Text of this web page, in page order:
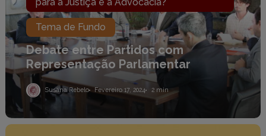
Tema de Fundo
Debate entre Partidos com
Representação Parlamentar
Susana Rebelo Fevereiro 17, 2024 2 min
Eleições,